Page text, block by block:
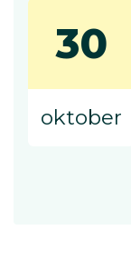
30
oktober